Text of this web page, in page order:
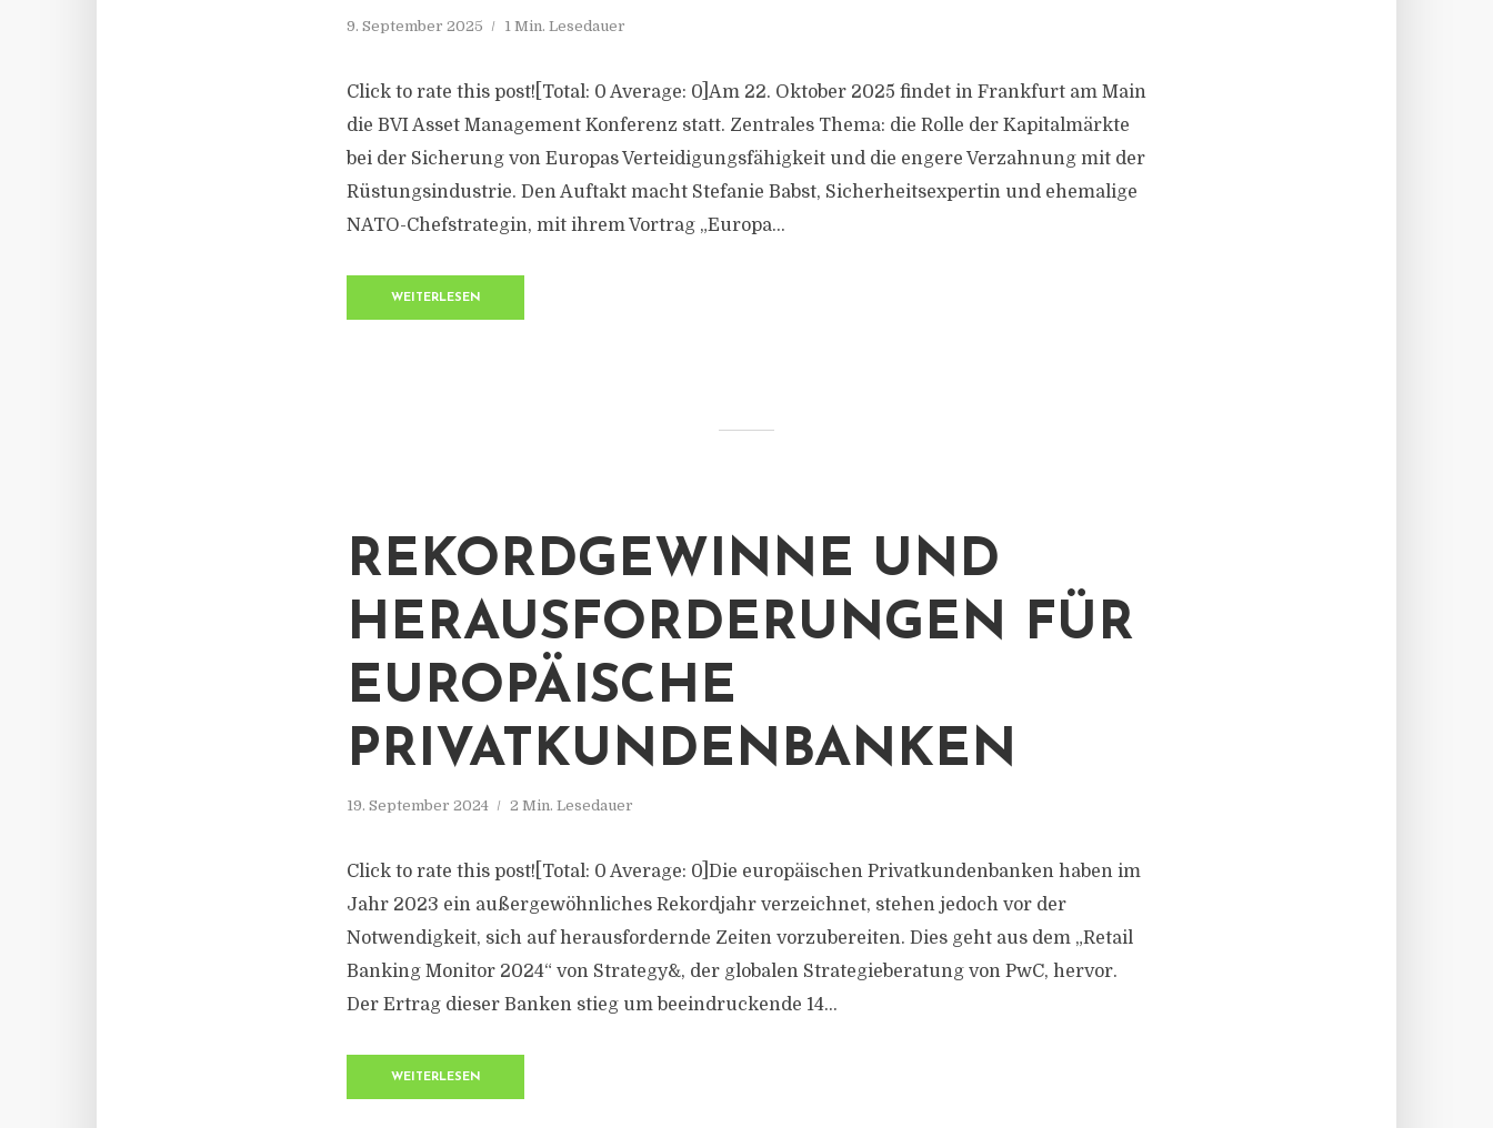
9. September 2025 1 Min. Lesedauer
Click to rate this post![Total: 0 Average: 0]Am 22. Oktober 2025 findet in Frankfurt am Main
die BVI Asset Management Konferenz statt. Zentrales Thema: die Rolle der Kapitalmärkte
bei der Sicherung von Europas Verteidigungsfähigkeit und die engere Verzahnung mit der
Rüstungsindustrie. Den Auftakt macht Stefanie Babst, Sicherheitsexpertin und ehemalige
NATO-Chefstrategin, mit ihrem Vortrag „Europa...
WEITERLESEN
REKORDGEWINNE UND
HERAUSFORDERUNGEN FÜR
EUROPÄISCHE
PRIVATKUNDENBANKEN
19. September 2024 2 Min. Lesedauer
Click to rate this post![Total: 0 Average: 0]Die europäischen Privatkundenbanken haben im
Jahr 2023 ein außergewöhnliches Rekordjahr verzeichnet, stehen jedoch vor der
Notwendigkeit, sich auf herausfordernde Zeiten vorzubereiten. Dies geht aus dem „Retail
Banking Monitor 2024“ von Strategy&, der globalen Strategieberatung von PwC, hervor.
Der Ertrag dieser Banken stieg um beeindruckende 14...
WEITERLESEN